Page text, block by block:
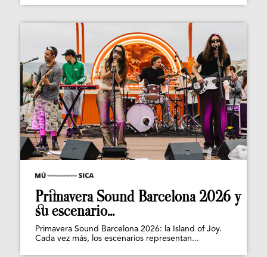
Primavera Sound Barcelona 2026 y
su escenario...
Primavera Sound Barcelona 2026: la Island of Joy.
Cada vez más, los escenarios representan...